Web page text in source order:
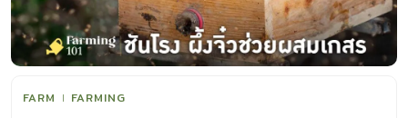
FARM FARMING